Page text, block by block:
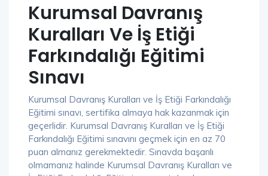
Kurumsal Davranış
Kuralları Ve İş Etiği
Farkındalığı Eğitimi
Sınavı
Kurumsal Davranış Kuralları ve İş Etiği Farkındalığı
Eğitimi sınavı, sertifika almaya hak kazanmak için
geçerlidir. Kurumsal Davranış Kuralları ve İş Etiği
Farkındalığı Eğitimi sınavını geçmek için en az 70
puan almanız gerekmektedir. Sınavda başarılı
olmamanız halinde Kurumsal Davranış Kuralları ve